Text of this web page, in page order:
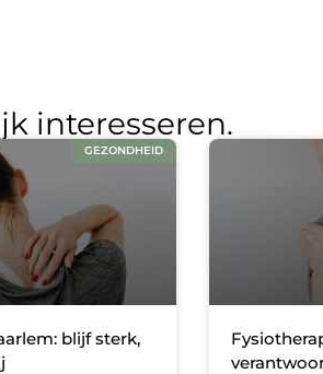
interesseren.
GEZONDHEID
blijf sterk,